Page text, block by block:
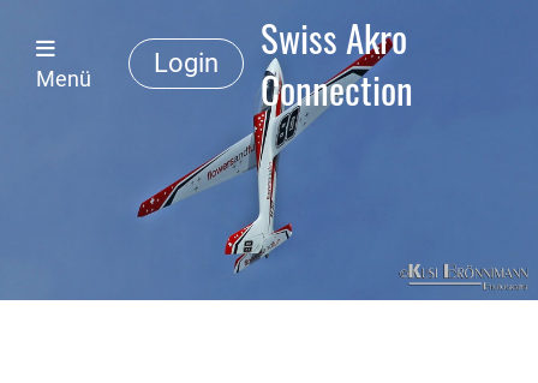
Swiss Akro
Connection
Login
Menü